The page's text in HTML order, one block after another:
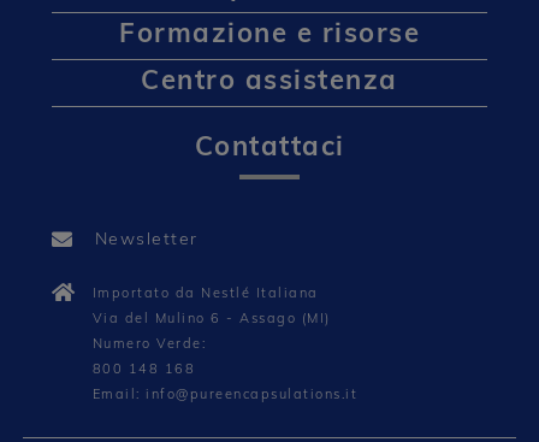
Formazione e risorse
Centro assistenza
Contattaci
Newsletter
Importato da Nestlé Italiana
Via del Mulino 6 - Assago (MI)
Numero Verde:
800 148 168
Email: info@pureencapsulations.it